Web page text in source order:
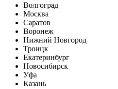
Волгоград
Москва
Саратов
Воронеж
Нижний Новгород
Троицк
Екатеринбург
Новосибирск
Уфа
Казань